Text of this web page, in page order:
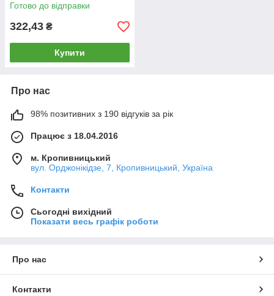
Готово до відправки
322,43 ₴
Купити
Про нас
98% позитивних з 190 відгуків за рік
Працює з 18.04.2016
м. Кропивницький
вул. Орджонікідзе, 7, Кропивницький, Україна
Контакти
Сьогодні вихідний
Показати весь графік роботи
Про нас
Контакти